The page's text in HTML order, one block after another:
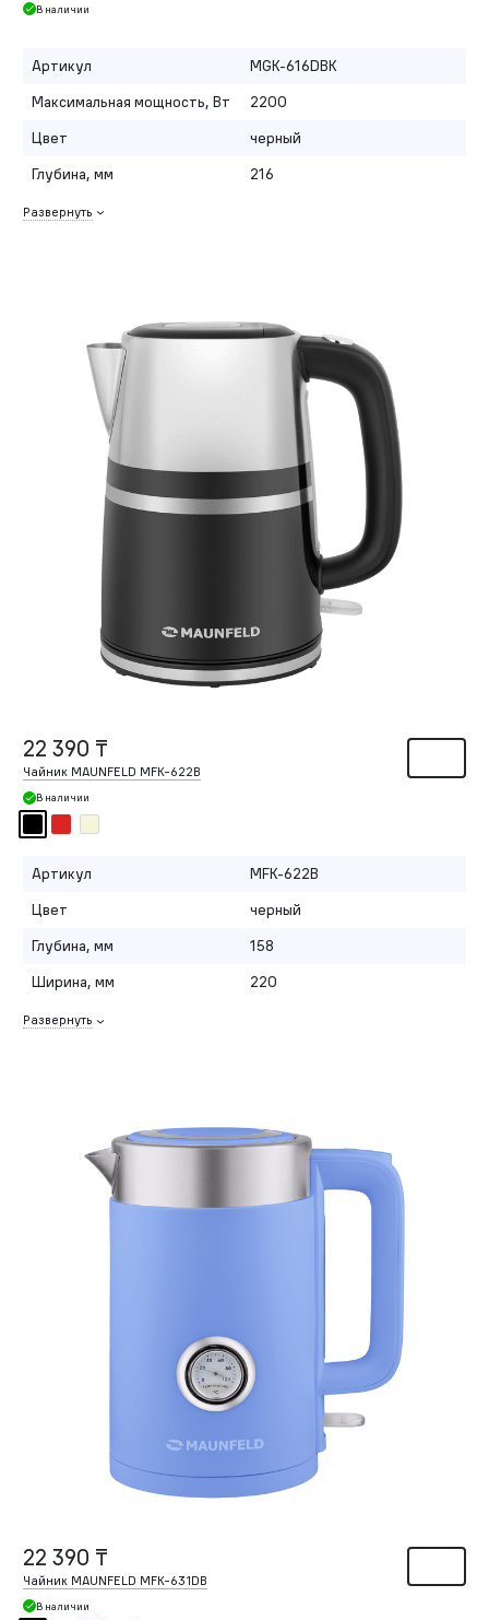
В наличии
Артикул
MGK-616DBK
Максимальная мощность, Вт
2200
Цвет
черный
Глубина, мм
216
Развернуть
22 390 ₸
Чайник MAUNFELD MFK-622B
В наличии
Артикул
MFK-622B
Цвет
черный
Глубина, мм
158
Ширина, мм
220
Развернуть
22 390 ₸
Чайник MAUNFELD MFK-631DB
В наличии